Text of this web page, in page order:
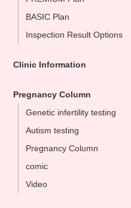
BASIC Plan
Inspection Result Options
Clinic Information
Omiya Clinic
Tokyo Clinic
Ikebukuo Clinic
Yokohama Clinic
Nagoya Clinic
Osaka Clinic
Pregnancy Column
Genetic infertility testing
Autism testing
Pregnancy Column
comic
Video